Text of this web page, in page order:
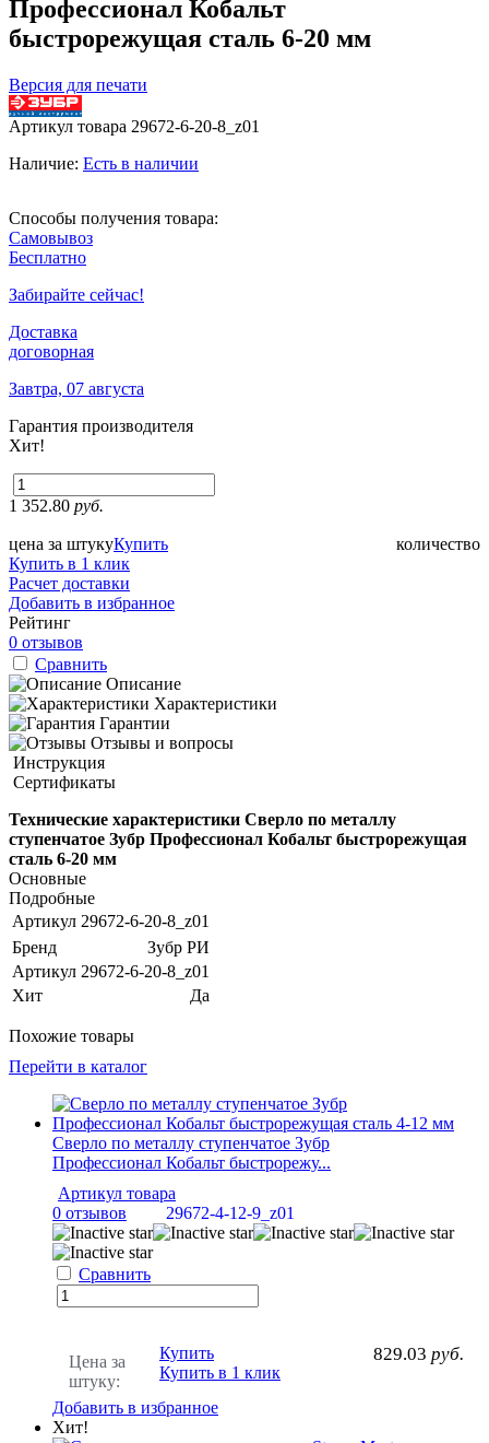
Профессионал Кобальт
быстрорежущая сталь 6-20 мм
Версия для печати
Артикул товара 29672-6-20-8_z01
Наличие: Есть в наличии
Способы получения товара:
Самовывоз
Бесплатно
Забирайте сейчас!
Доставка
договорная
Завтра, 07 августа
Гарантия производителя
Хит!
1 352.80 руб.
цена за штуку количество
Купить
Купить в 1 клик
Расчет доставки
Добавить в избранное
Рейтинг
0 отзывов
Сравнить
Описание
Характеристики
Гарантии
Отзывы и вопросы
Инструкция
Сертификаты
Технические характеристики Сверло по металлу
ступенчатое Зубр Профессионал Кобальт быстрорежущая
сталь 6-20 мм
Основные
Подробные
Артикул 29672-6-20-8_z01
Бренд
Зубр РИ
Артикул 29672-6-20-8_z01
Хит
Да
Похожие товары
Перейти в каталог
Сверло по металлу ступенчатое Зубр
Профессионал Кобальт быстрорежу...
Артикул товара
29672-4-12-9_z01
0 отзывов
Сравнить
Цена за
штуку:
829.03 руб.
Купить
Купить в 1 клик
Добавить в избранное
Хит!